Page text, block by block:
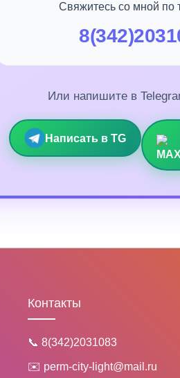
Свяжитесь со мной по
Или напишите в
Написать в TG
Контакты
📞 8(342)2031083
✉️ perm-city-light@mail.ru